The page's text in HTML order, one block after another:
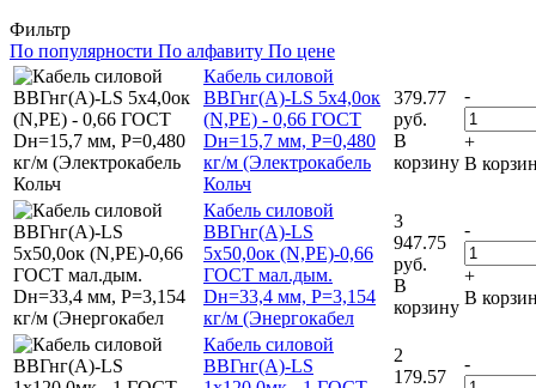
Фильтр
По популярности По алфавиту По цене
Кабель силовой
ВВГнг(А)-LS 5х4,0ок
(N,PE) - 0,66 ГОСТ
Dн=15,7 мм, Р=0,480
кг/м (Электрокабель
Кольч
379.77
руб.
В
корзину
-
+
В
Кабель силовой
ВВГнг(А)-LS
5х50,0ок (N,PE)-0,66
ГОСТ мал.дым.
Dн=33,4 мм, Р=3,154
кг/м (Энергокабел
3
947.75
руб.
В
корзину
-
+
В
Кабель силовой
ВВГнг(А)-LS
2
179.57
-